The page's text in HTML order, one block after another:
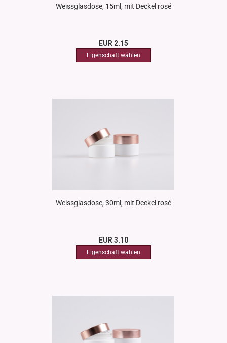
Weissglasdose, 15ml, mit Deckel rosé
EUR 2.15
Weissglasdose, 30ml, mit Deckel rosé
EUR 3.10